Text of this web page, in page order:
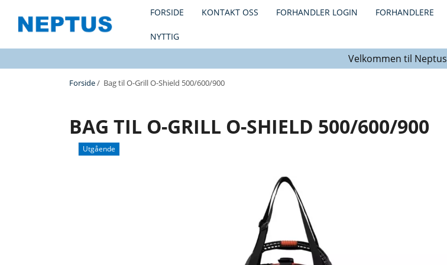
FORSIDE KONTAKT OSS FORHANDLER LOGIN FORHANDLERE
NYTTIG
Velkommen til Neptus
Forside/ Bag til O-Grill O-Shield 500/600/900
BAG TIL O-GRILL O-SHIELD 500/600/900
Utgående